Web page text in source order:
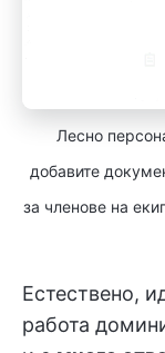
Лесно
добавите
за членове на
Естествено,
работа